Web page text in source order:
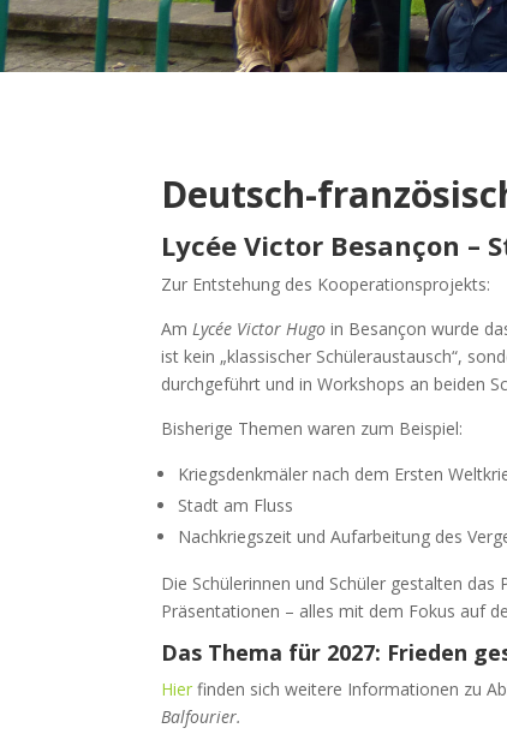
Deutsch-
Lycée Victor Besançon –
Zur Entstehung des Kooperationsprojekts:
Am Lycée Victor Hugo in Besançon wurde
ist kein „klassischer Schüleraustausch“,
durchgeführt und in Workshops an beiden
Bisherige Themen waren zum Beispiel:
Kriegsdenkmäler nach dem Ersten
Stadt am Fluss
Nachkriegszeit und Aufarbeitung des
Die Schülerinnen und Schüler gestalten
Präsentationen – alles mit dem Fokus auf
Das Thema für 2027: Frieden
Hier finden sich weitere Informationen zu
Balfourier.